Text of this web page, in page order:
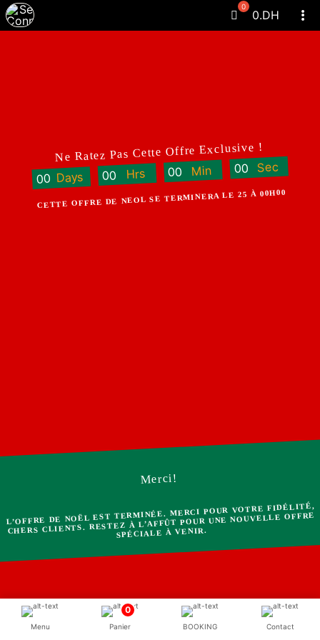
Passer
au
0.DH
Ne Ratez Pas Cette Offre Exclusive !
00 Days 00 Hrs 00 Min 00 Sec
CETTE OFFRE DE NEOL SE TERMINERA LE 25 À 00H00
Merci!
L’OFFRE DE NOËL EST TERMINÉE. MERCI POUR VOTRE FIDÉLITÉ,
CHERS CLIENTS. RESTEZ À L’AFFÛT POUR UNE NOUVELLE OFFRE
SPÉCIALE À VENIR.
Menu
0
Panier BOOKING Contact